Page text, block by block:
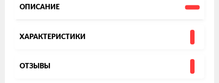
ОПИСАНИЕ
ХАРАКТЕРИСТИКИ
ОТЗЫВЫ